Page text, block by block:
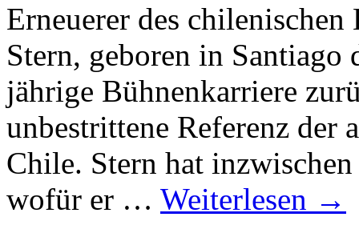
Erneuerer des
Stern, geboren in
jährige Bühnenkarriere
unbestrittene Referenz
Chile. Stern hat
wofür er … Weiterlesen →